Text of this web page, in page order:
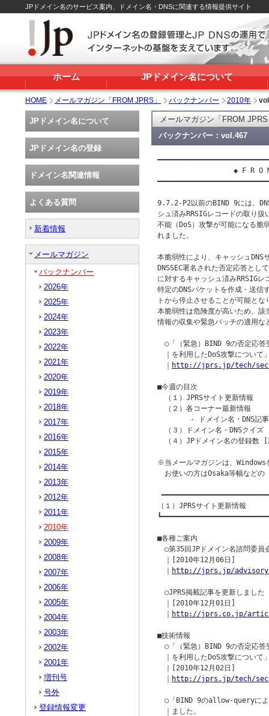
JPドメイン名のサービス案内、ドメイン名・DNSに関連する情報提供サイト
ホーム JPドメイン名について
HOME メールマガジン「FROM JPRS」 バックナンバー 2010年
メールマガジン「FROM
バックナンバー：vol.467
◆ F R O M　J P
9.7.2-P2以前のBIND 9には、
シュ済みRRSIGレコードの取り
不能（DoS）攻撃が可能になる脆
れました。
本脆弱性により、キャッシュ
DNSSEC署名された否定応答とし
に対するキャッシュ済みRRSIG
特定のDNSパケットを作成・送信
トから停止させることが可能とな
本脆弱性は危険度が高いため、
情報の収集や緊急パッチの適用
○「（緊急）BIND 9の否定応答
｜を利用したDoS攻撃について
http://jprs.jp/tech/
■今週の目次
（１）JPRSサイト更新情報
（２）各コーナー最新情報
- ドメイン名・DNS記事
（３）ドメイン名・DNSクイズ
（４）JPドメイン名の登録数
※当メールマガジンは、
お使いの方はOsaka等幅などの
（１）JPRSサイト更新情報
■各種ご案内
○第35回JPドメイン名諮問委員
｜[2010年12月06日]
http://jprs.jp/advisory/
○JPRS掲載記事を更新しました
｜[2010年12月01日]
http://jprs.co.jp/
■技術情報
○「（緊急）BIND 9の否定応答
｜を利用したDoS攻撃について
｜[2010年12月02日]
http://jprs.jp/tech/
○「BIND 9のallow-queryによ
｜ました。
JPドメイン名について
JPドメイン名の登録
ドメイン名関連情報
よくある質問
新着情報
メールマガジン
バックナンバー
2026年
2025年
2024年
2023年
2022年
2021年
2020年
2019年
2018年
2017年
2016年
2015年
2014年
2013年
2012年
2011年
2010年
2009年
2008年
2007年
2006年
2005年
2004年
2003年
2002年
2001年
増刊号
号外
登録情報変更